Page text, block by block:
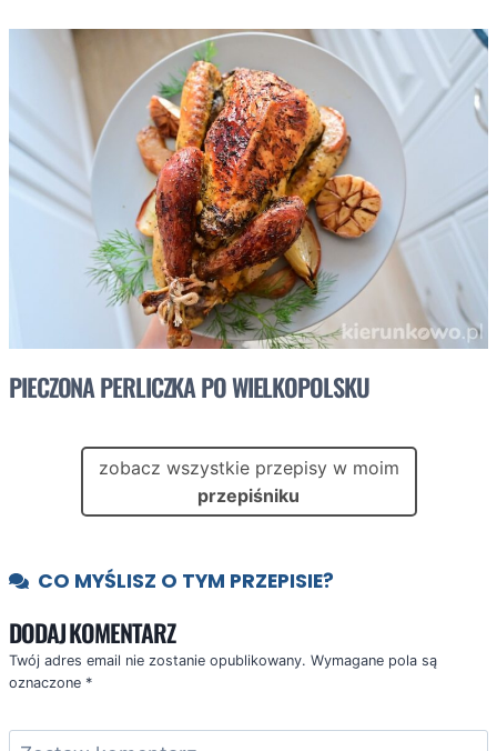
PIECZONA PERLICZKA PO WIELKOPOLSKU
zobacz wszystkie przepisy w moim
przepiśniku
CO MYŚLISZ O TYM PRZEPISIE?
DODAJ KOMENTARZ
Twój adres email nie zostanie opublikowany. Wymagane pola są
oznaczone *